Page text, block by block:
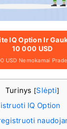
IQ Option Ir
10 000 USD
USD Nemokamai
Turinys [Slėpti]
IQ Option